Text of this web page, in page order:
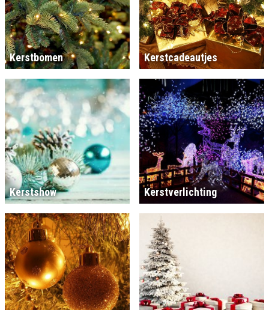
Kerstbomen Kerstcadeautjes
Kerstshow Kerstverlichting